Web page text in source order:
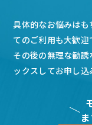
具体的なお悩みは
てのご利用も大歓迎
その後の無理な勧
ックスしてお申し込